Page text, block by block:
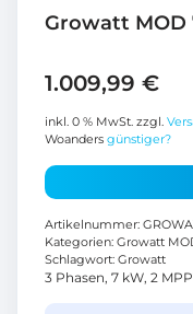
Growatt MOD
1.009,99 €
inkl. 0 % MwSt. zzgl.
Woanders günstiger?
Artikelnummer:
Kategorien: Growatt
Schlagwort: Growatt
3 Phasen, 7 kW, 2